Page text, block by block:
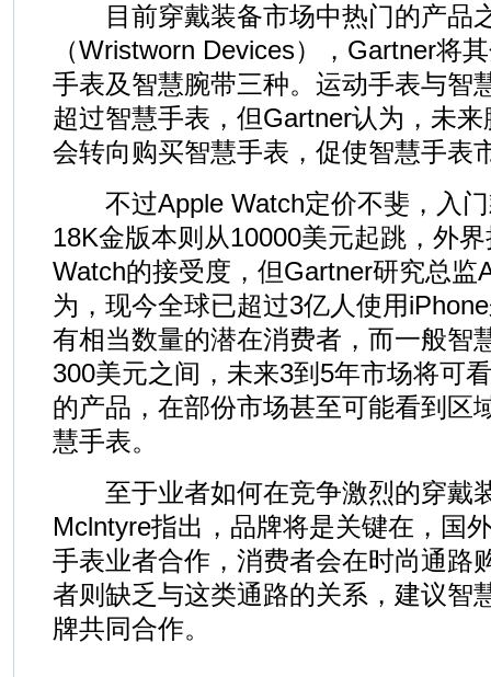
目前穿戴装备市场中热门的产品
（Wristworn Devices），Gartner将
手表及智慧腕带三种。运动手表与智
超过智慧手表，但Gartner认为，未
会转向购买智慧手表，促使智慧手表
不过Apple Watch定价不斐，入门
18K金版本则从10000美元起跳，外
Watch的接受度，但Gartner研究总监
为，现今全球已超过3亿人使用
有相当数量的潜在消费者，而一般智
300美元之间，未来3到5年市场将可
的产品，在部份市场甚至可能看到区
慧手表。
至于业者如何在竞争激烈的穿戴
Mclntyre指出，品牌将是关键在，国
手表业者合作，消费者会在时尚通路
者则缺乏与这类通路的关系，建议智
牌共同合作。